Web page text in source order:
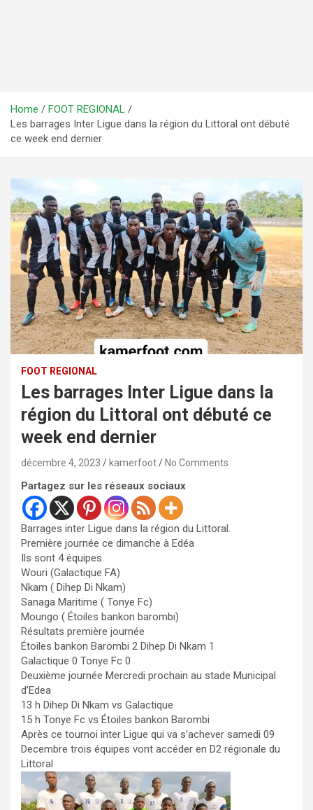
Home
FOOT REGIONAL
Les barrages Inter Ligue dans la région du Littoral ont débuté
ce week end dernier
FOOT REGIONAL
Les barrages Inter Ligue dans la
région du Littoral ont débuté ce
week end dernier
décembre 4, 2023 kamerfoot No Comments
Partagez sur les réseaux sociaux
Barrages inter Ligue dans la région du Littoral.
Première journée ce dimanche à Edéa
Ils sont 4 équipes
Wouri (Galactique FA)
Nkam ( Dihep Di Nkam)
Sanaga Maritime ( Tonye Fc)
Moungo ( Étoiles bankon barombi)
Résultats première journée
Étoiles bankon Barombi 2 Dihep Di Nkam 1
Galactique 0 Tonye Fc 0
Deuxième journée Mercredi prochain au stade Municipal
d’Edea
13 h Dihep Di Nkam vs Galactique
15 h Tonye Fc vs Étoiles bankon Barombi
Après ce tournoi inter Ligue qui va s’achever samedi 09
Decembre trois équipes vont accéder en D2 régionale du
Littoral